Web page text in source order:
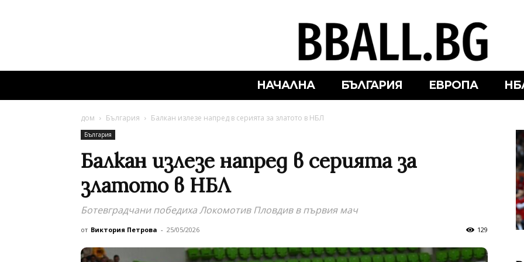
НАЧАЛНА БЪЛГАРИЯ ЕВРОПА
дом България Балкан излезе напред в серията за златото в НБЛ
България
Балкан излезе напред в серията за
златото в НБЛ
Ботевградчани победиха Локомотив Пловдив в първия мач
от Виктория Петрова - 25/05/2026 129